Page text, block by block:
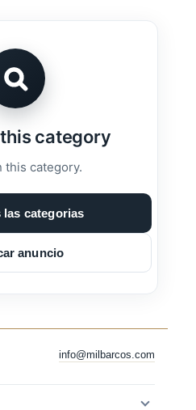
category
this category.
las categorias
anuncio
info@milbarcos.com